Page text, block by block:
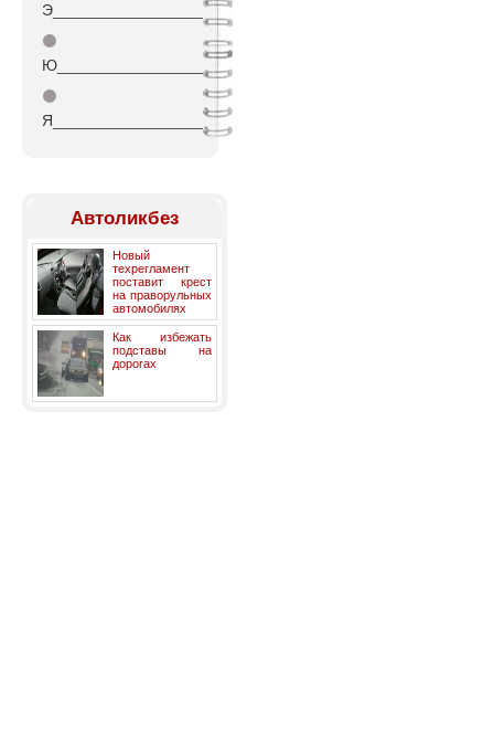
Э_________________
⚫
Ю_________________
⚫
Я_________________
Автоликбез
Новый
техрегламент
поставит крест
на праворульных
автомобилях
Как избежать
подставы на
дорогах